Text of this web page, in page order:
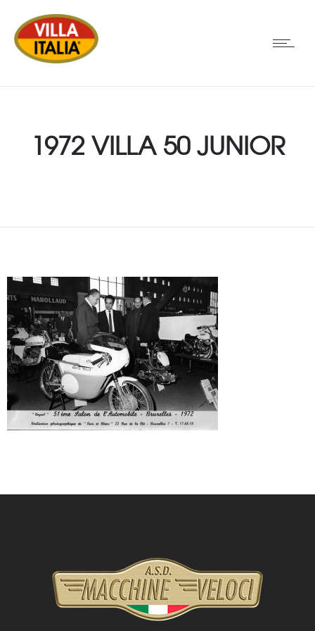
1972 VILLA 50 JUNIOR